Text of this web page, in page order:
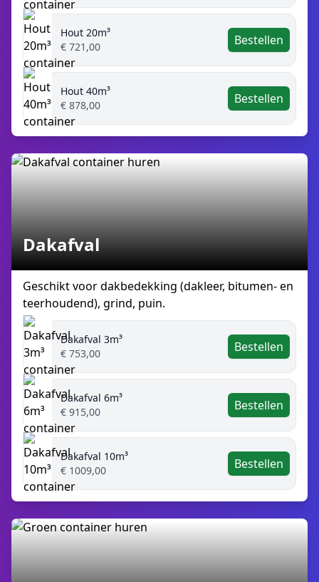
Hout 20m³
€ 721,00
Bestellen
Hout 40m³
€ 878,00
Bestellen
Dakafval
Geschikt voor dakbedekking (dakleer, bitumen- en
teerhoudend), grind, puin.
Dakafval 3m³
€ 753,00
Bestellen
Dakafval 6m³
€ 915,00
Bestellen
Dakafval 10m³
€ 1009,00
Bestellen